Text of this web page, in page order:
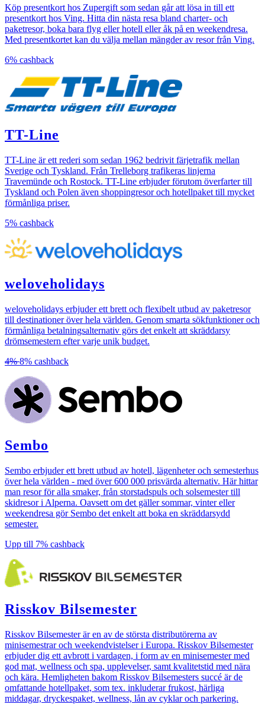
Köp presentkort hos Zupergift som sedan går att lösa in till ett
presentkort hos Ving. Hitta din nästa resa bland charter- och
paketresor, boka bara flyg eller hotell eller åk på en weekendresa.
Med presentkortet kan du välja mellan mängder av resor från Ving.
6% cashback
TT-Line
TT-Line är ett rederi som sedan 1962 bedrivit färjetrafik mellan
Sverige och Tyskland. Från Trelleborg trafikeras linjerna
Travemünde och Rostock. TT-Line erbjuder förutom överfarter till
Tyskland och Polen även shoppingresor och hotellpaket till mycket
förmånliga priser.
5% cashback
weloveholidays
weloveholidays erbjuder ett brett och flexibelt utbud av paketresor
till destinationer över hela världen. Genom smarta sökfunktioner och
förmånliga betalningsalternativ görs det enkelt att skräddarsy
drömsemestern efter varje unik budget.
4%8% cashback
Sembo
Sembo erbjuder ett brett utbud av hotell, lägenheter och semesterhus
över hela världen - med över 600 000 prisvärda alternativ. Här hittar
man resor för alla smaker, från storstadspuls och solsemester till
skidresor i Alperna. Oavsett om det gäller sommar, vinter eller
weekendresa gör Sembo det enkelt att boka en skräddarsydd
semester.
Upp till 7% cashback
Risskov Bilsemester
Risskov Bilsemester är en av de största distributörerna av
minisemestrar och weekendvistelser i Europa. Risskov Bilsemester
erbjuder dig ett avbrott i vardagen, i form av en minisemester med
god mat, wellness och spa, upplevelser, samt kvalitetstid med nära
och kära. Hemligheten bakom Risskov Bilsemesters succé är de
omfattande hotellpaket, som tex. inkluderar frukost, härliga
middagar, dryckespaket, wellness, lån av cyklar och parkering.